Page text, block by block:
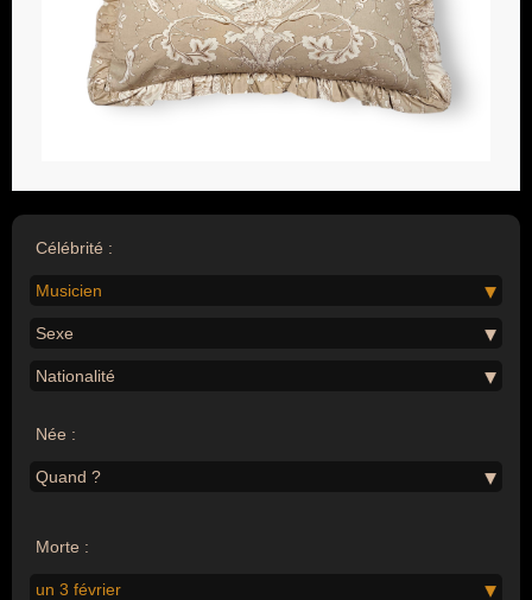
Célébrité :
Musicien
Sexe
Nationalité
Née :
Quand ?
Morte :
un 3 février